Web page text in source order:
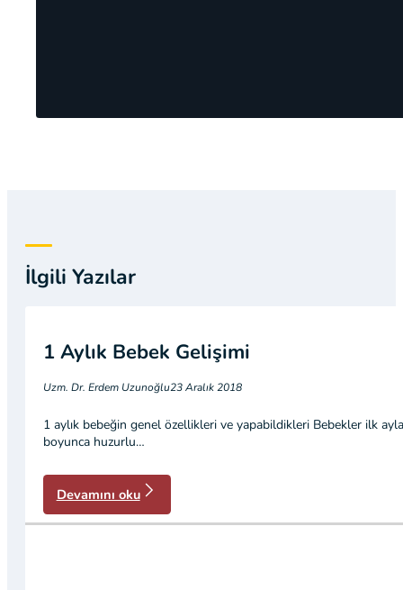
İlgili Yazılar
1 Aylık Bebek Gelişimi
Uzm. Dr. Erdem Uzunoğlu23 Aralık 2018
1 aylık bebeğin genel özellikleri ve yapabildikleri Bebekler ilk
boyunca huzurlu…
Devamını oku